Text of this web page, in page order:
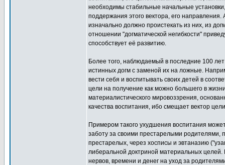
необходимы стабильные начальные
поддержания этого вектора, его
изначально должно проистекать из них, из
отношении "догматической негибкости"
способствует её развитию.
Более того, наблюдаемый в последние 100
истинных догм с заменой их на ложные.
вести себя и воспитывать своих детей в
цели на получение как можно большего в
материалистического мировоззрения,
качества воспитания, ибо смещает вектор
Примером такого ухудшения воспитания
заботу за своими престарелыми родителями,
престарелых, через хосписы и эвтаназию
либеральной доктриной материальных
нервов, времени и денег на уход за